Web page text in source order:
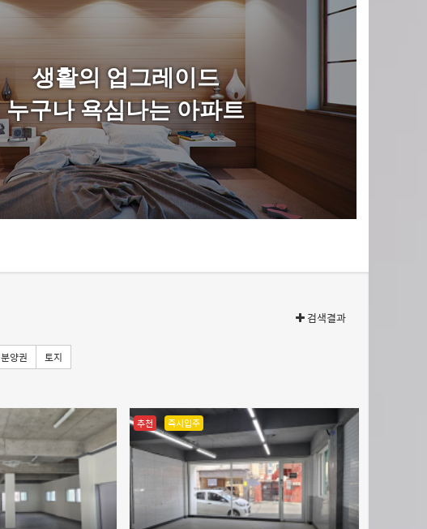
생활의 업그레이드
누구나 욕심나는 아파트
검색결과
분양권 토지
추천 즉시입주